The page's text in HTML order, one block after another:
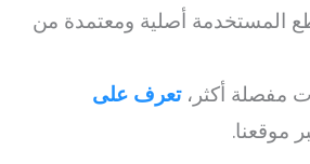
المستخدمة أصلية ومعتمدة من
مفصلة أكثر،تعرف على
موقعنا.